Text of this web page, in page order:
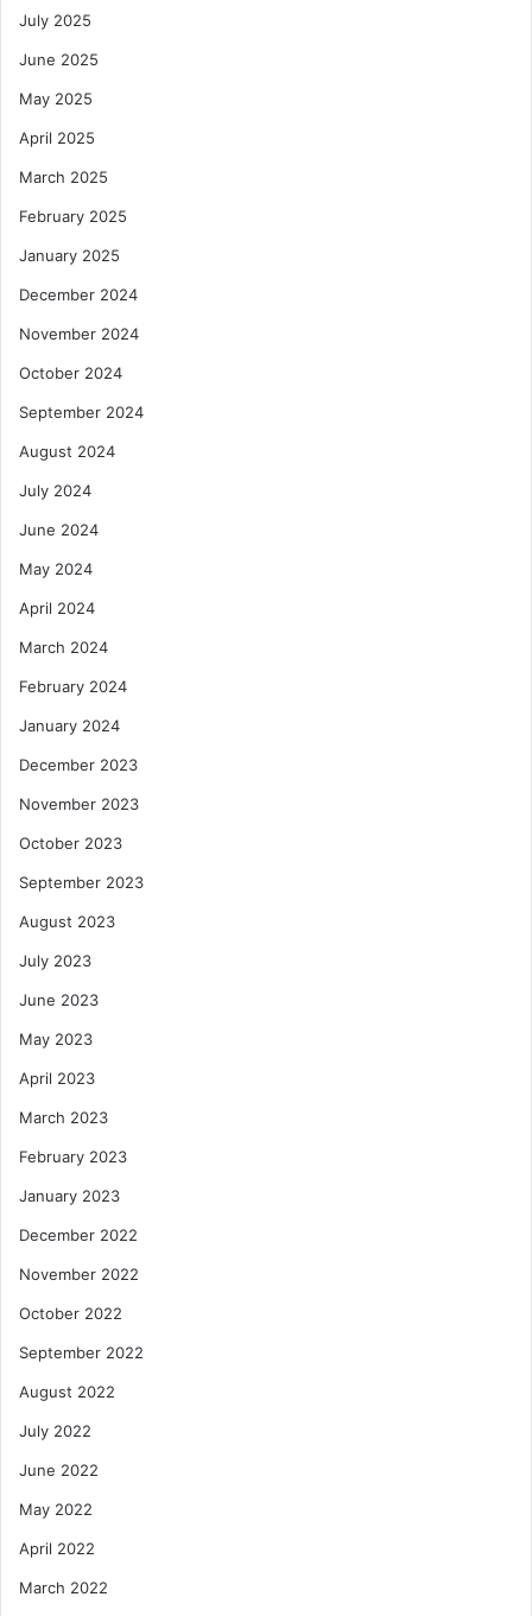
July 2025
June 2025
May 2025
April 2025
March 2025
February 2025
January 2025
December 2024
November 2024
October 2024
September 2024
August 2024
July 2024
June 2024
May 2024
April 2024
March 2024
February 2024
January 2024
December 2023
November 2023
October 2023
September 2023
August 2023
July 2023
June 2023
May 2023
April 2023
March 2023
February 2023
January 2023
December 2022
November 2022
October 2022
September 2022
August 2022
July 2022
June 2022
May 2022
April 2022
March 2022